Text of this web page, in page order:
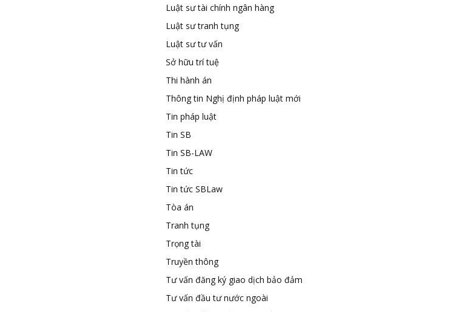
Luật sư tài chính ngân hàng
Luật sư tranh tụng
Luật sư tư vấn
Sở hữu trí tuệ
Thi hành án
Thông tin Nghị định pháp luật mới
Tin pháp luật
Tin SB
Tin SB-LAW
Tin tức
Tin tức SBLaw
Tòa án
Tranh tụng
Trọng tài
Truyền thông
Tư vấn đăng ký giao dịch bảo đảm
Tư vấn đầu tư nước ngoài